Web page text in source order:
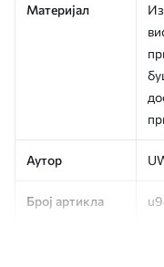
Материјал
Аутор
Број артикла